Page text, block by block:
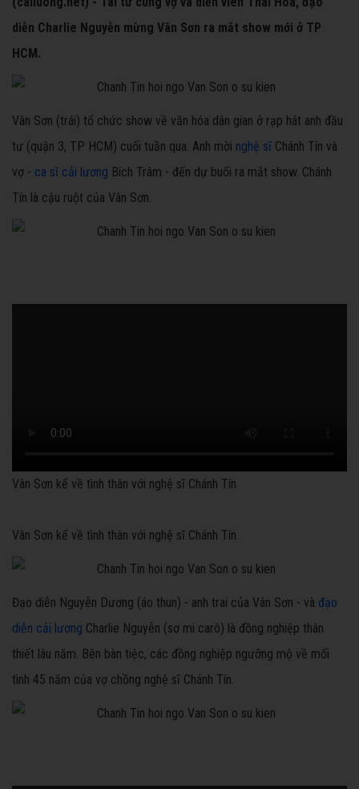
diễn Charlie Nguyễn mừng Vân Sơn ra mắt show mới ở TP
HCM.
Vân Sơn (trái) tổ chức show về văn hóa dân gian ở rạp hát anh đầu
tư (quận 3, TP HCM) cuối tuần qua. Anh mời nghệ sĩ Chánh Tín và
vợ - ca sĩ cải lương Bích Trâm - đến dự buổi ra mắt show. Chánh
Tín là cậu ruột của Vân Sơn.
Vân Sơn kể về tình thân với nghệ sĩ Chánh Tín
Vân Sơn kể về tình thân với nghệ sĩ Chánh Tín.
Đạo diễn Nguyễn Dương (áo thun) - anh trai của Vân Sơn - và đạo
diễn cải lương Charlie Nguyễn (sơ mi carô) là đồng nghiệp thân
thiết lâu năm. Bên bàn tiệc, các đồng nghiệp ngưỡng mộ về mối
tình 45 năm của vợ chồng nghệ sĩ Chánh Tín.